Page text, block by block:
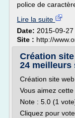
police de
Lire la suite
Date: 2015-09-
Site : http://
Création
24 meilleurs
Création site
Vous aimez
Note : 5.0 (1
Cliquez pour